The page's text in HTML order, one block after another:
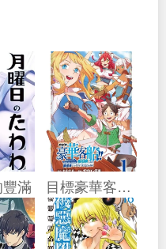
滿 目標豪華客船!! 運用船召喚技能，在異世界開啟奢華生活